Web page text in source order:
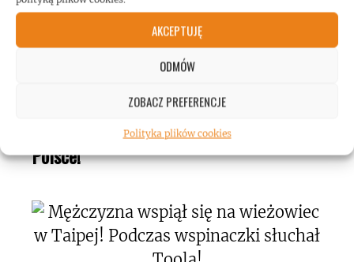
AKCEPTUJĘ
ODMÓW
ZOBACZ PREFERENCJE
Polityka plików cookies
Gary Holt: biografia gitarzysty dostępna w
Polsce!